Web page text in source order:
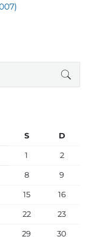
S D
1 2
8 9
15 16
22 23
29 30